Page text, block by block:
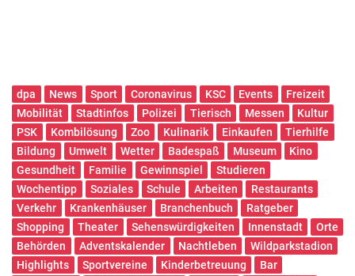
dpa News Sport Coronavirus KSC Events
Freizeit
Mobilität
Stadtinfos Polizei Tierisch Messen
Kultur
PSK
Kombilösung Zoo Kulinarik Einkaufen
Tierhilfe
Bildung
Umwelt Wetter Badespaß Museum
Kino
Gesundheit
Familie Gewinnspiel
Studieren
Wochentipp
Soziales Schule Arbeiten
Restaurants
Verkehr
Krankenhäuser Branchenbuch
Ratgeber
Shopping
Theater Sehenswürdigkeiten Innenstadt
Orte
Behörden
Adventskalender Nachtleben
Wildparkstadion
Highlights
Sportvereine Kinderbetreuung
Bar